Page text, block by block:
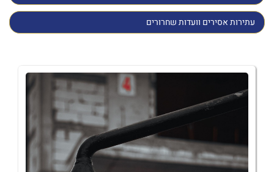
עתירות אסירים וועדות שחרורים